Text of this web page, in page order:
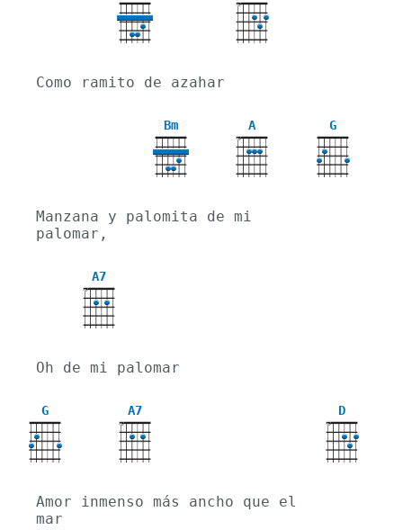
X
Como ramito de azahar
Bm A
X
G
Manzana y palomita de mi
palomar,
A7
X
Oh de mi palomar
G A7
X
D
X
Amor inmenso más ancho que el
mar